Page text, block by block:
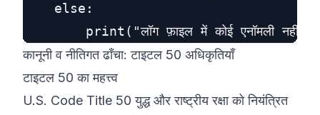
    else:
कानूनी व नीतिगत ढाँचा: टाइटल 50 अधिकृतियाँ
टाइटल 50 का महत्त्व
U.S. Code Title 50 युद्ध और राष्ट्रीय रक्षा को नियंत्रित